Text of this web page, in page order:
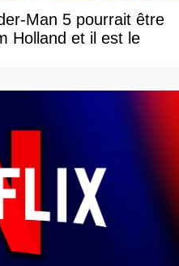
Man 5 pourrait être
et il est le